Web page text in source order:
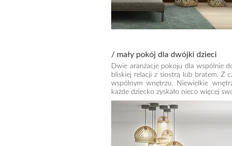
/ mały pokój dla dwójki dzieci
Dwie aranżacje pokoju dla wspólnie
bliskiej relacji z siostrą lub bratem. Z
wspólnym wnętrzu. Niewielkie
każde dziecko zyskało nieco więcej